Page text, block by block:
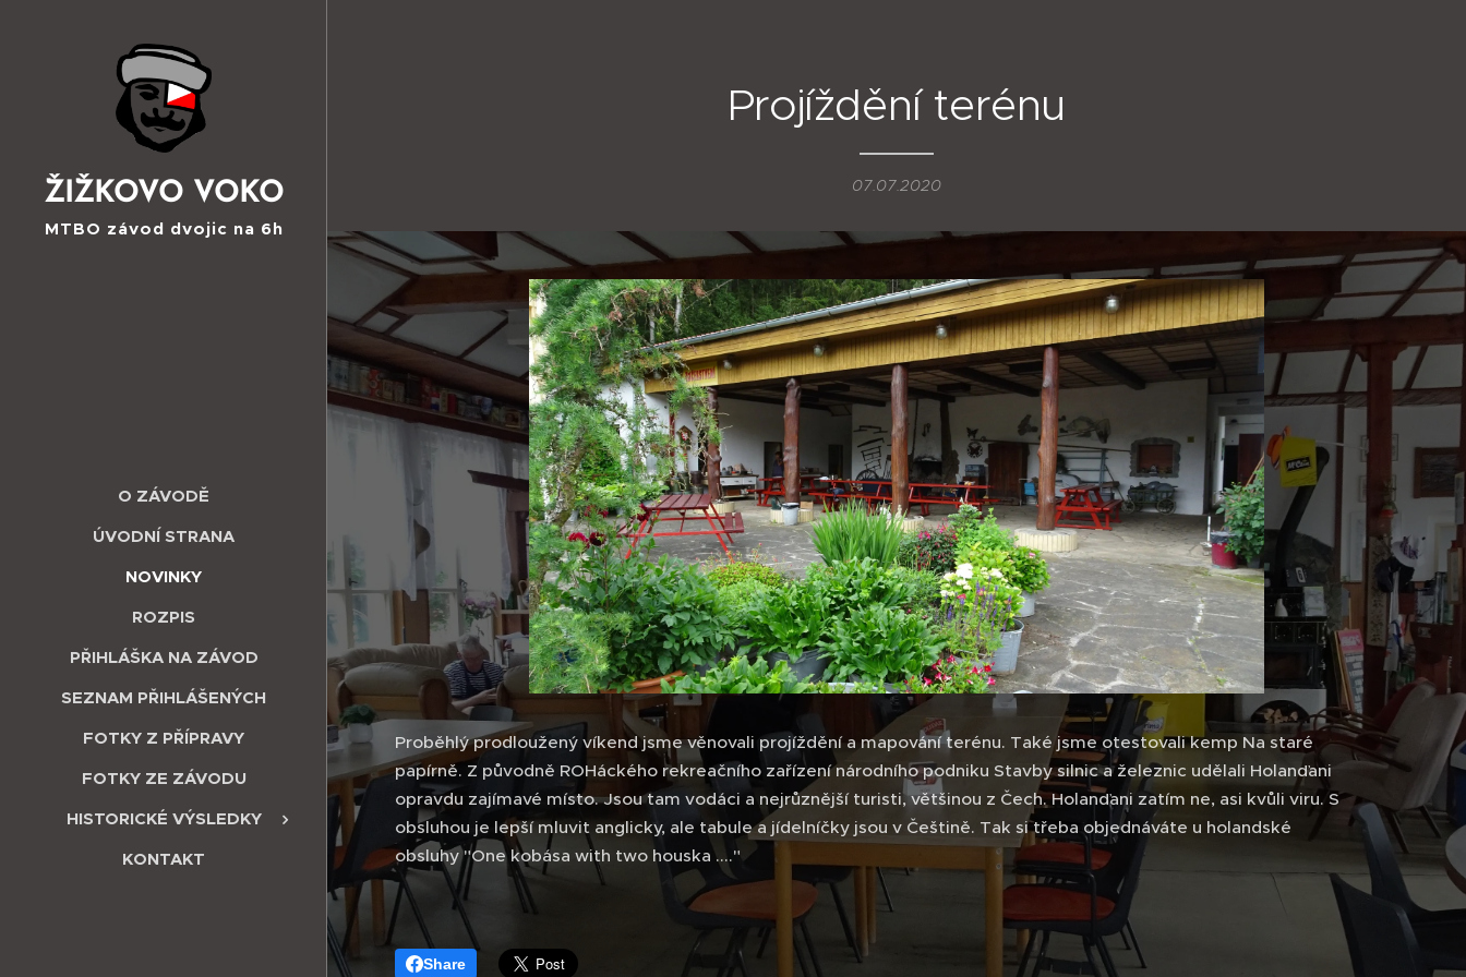
ŽIŽKOVO VOKO
MTBO závod dvojic na 6h
O ZÁVODĚ
ÚVODNÍ STRANA
NOVINKY
ROZPIS
PŘIHLÁŠKA NA ZÁVOD
SEZNAM PŘIHLÁŠENÝCH
FOTKY Z PŘÍPRAVY
FOTKY ZE ZÁVODU
HISTORICKÉ VÝSLEDKY
KONTAKT
Projíždění terénu
07.07.2020
Proběhlý prodloužený víkend jsme věnovali projíždění a mapování terénu. Také jsme otestovali kemp Na staré
papírně. Z původně ROHáckého rekreačního zařízení národního podniku Stavby silnic a železnic udělali Holanďani
opravdu zajímavé místo. Jsou tam vodáci a nejrůznější turisti, většinou z Čech. Holanďani zatím ne, asi kvůli viru. S
obsluhou je lepší mluvit anglicky, ale tabule a jídelníčky jsou v Češtině. Tak si třeba objednáváte u holandské
obsluhy "One kobása with two houska ...."
Share